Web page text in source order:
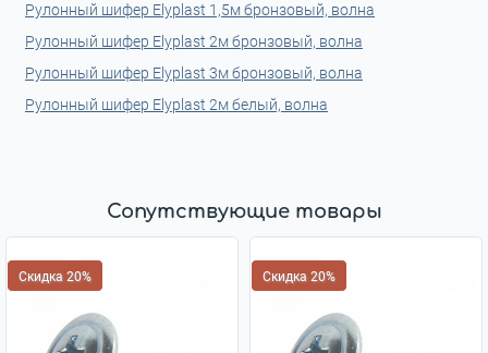
Рулонный шифер Elyplast 1,5м бронзовый, волна
Рулонный шифер Elyplast 2м бронзовый, волна
Рулонный шифер Elyplast 3м бронзовый, волна
Рулонный шифер Elyplast 2м белый, волна
Сопутствующие товары
Скидка 20% Скидка 20%